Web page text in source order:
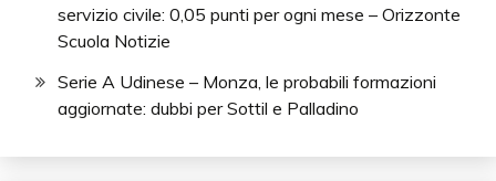
servizio civile: 0,05 punti per ogni mese – Orizzonte
Scuola Notizie
Serie A Udinese – Monza, le probabili formazioni
aggiornate: dubbi per Sottil e Palladino